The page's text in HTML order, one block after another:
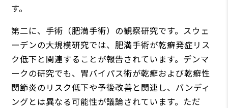
す。
第二に、手術（肥満手術）の観察研究です。スウェ
ーデンの大規模研究では、肥満手術が乾癬発症リス
ク低下と関連することが報告されています。デンマ
ークの研究でも、胃バイパス術が乾癬および乾癬性
関節炎のリスク低下や予後改善と関連し、バンディ
ングとは異なる可能性が議論されています。ただ